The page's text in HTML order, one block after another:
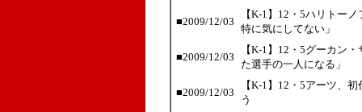
■2009/12/03
【K-1】12・5ハリトー
特に気にしてない」
■2009/12/03
【K-1】12・5グーカン
た選手の一人になる」
■2009/12/03
【K-1】12・5アーツ、
う